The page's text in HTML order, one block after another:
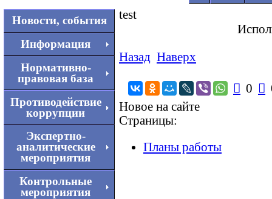
Новости, события
Информация
Нормативно-
правовая база
Противодействие
коррупции
Экспертно-
аналитические
мероприятия
Контрольные
мероприятия
test
Назад Наверх
 0 
Новое на сайте
Страницы:
Планы работы